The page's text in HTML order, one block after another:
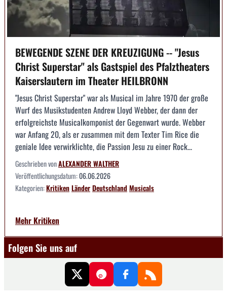
BEWEGENDE SZENE DER KREUZIGUNG -- "Jesus
Christ Superstar" als Gastspiel des Pfalztheaters
Kaiserslautern im Theater HEILBRONN
"Jesus Christ Superstar" war als Musical im Jahre 1970 der große
Wurf des Musikstudenten Andrew Lloyd Webber, der dann der
erfolgreichste Musicalkomponist der Gegenwart wurde. Webber
war Anfang 20, als er zusammen mit dem Texter Tim Rice die
geniale Idee verwirklichte, die Passion Jesu zu einer Rock...
Geschrieben vonALEXANDER WALTHER
Veröffentlichungsdatum:06.06.2026
Kategorien:KritikenLänderDeutschlandMusicals
Mehr Kritiken
Folgen Sie uns auf